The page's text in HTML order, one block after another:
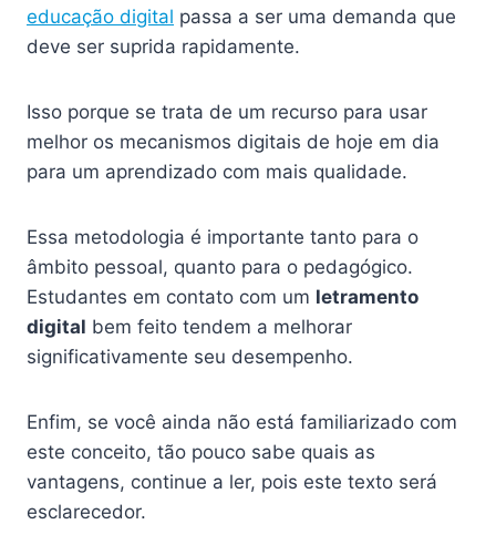
educação digital passa a ser uma demanda que
deve ser suprida rapidamente.
Isso porque se trata de um recurso para usar
melhor os mecanismos digitais de hoje em dia
para um aprendizado com mais qualidade.
Essa metodologia é importante tanto para o
âmbito pessoal, quanto para o pedagógico.
Estudantes em contato com um letramento
digital bem feito tendem a melhorar
significativamente seu desempenho.
Enfim, se você ainda não está familiarizado com
este conceito, tão pouco sabe quais as
vantagens, continue a ler, pois este texto será
esclarecedor.